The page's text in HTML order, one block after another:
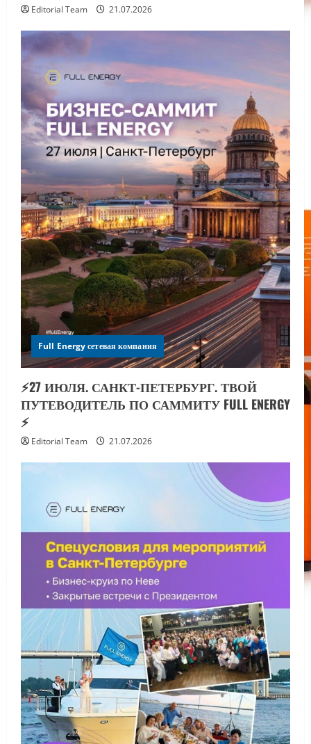
Editorial Team 21.07.2026
Full Energy сетевая компания
⚡️27 ИЮЛЯ. САНКТ-ПЕТЕРБУРГ. ТВОЙ
ПУТЕВОДИТЕЛЬ ПО САММИТУ FULL ENERGY
⚡️
Editorial Team 21.07.2026